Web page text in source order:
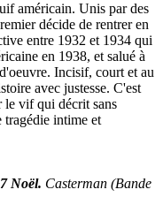
américain. Unis par des
décide de rentrer en
entre 1932 et 1934 qui
en 1938, et salué à
Incisif, court et au
avec justesse. C'est
le vif qui décrit sans
tragédie intime et
Noël. Casterman (Bande